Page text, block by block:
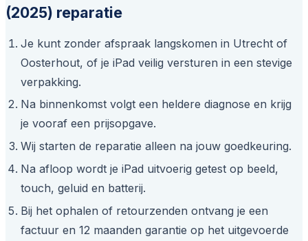
(2025) reparatie
Je kunt zonder afspraak langskomen in Utrecht of
Oosterhout, of je iPad veilig versturen in een stevige
verpakking.
Na binnenkomst volgt een heldere diagnose en krijg
je vooraf een prijsopgave.
Wij starten de reparatie alleen na jouw goedkeuring.
Na afloop wordt je iPad uitvoerig getest op beeld,
touch, geluid en batterij.
Bij het ophalen of retourzenden ontvang je een
factuur en 12 maanden garantie op het uitgevoerde